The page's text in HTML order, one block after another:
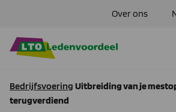
Over ons
Bedrijfsvoering Uitbreiding van je
terugverdiend